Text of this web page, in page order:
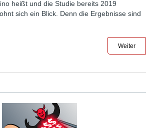
heißt und die Studie bereits 2019
sich ein Blick. Denn die Ergebnisse sind
Weiter